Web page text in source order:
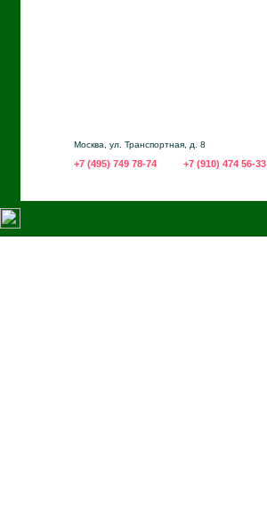
Москва, ул. Транспортная, д. 8
+7 (495) 749 78-74 +7 (910) 474 56-33